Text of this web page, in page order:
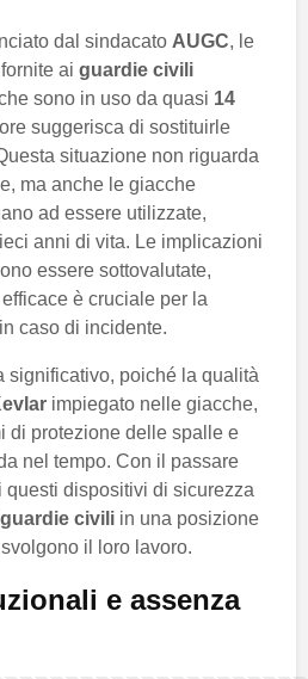
dal sindacato AUGC, le
ai guardie civili
sono in uso da quasi 14
suggerisca di sostituirle
situazione non riguarda
ma anche le giacche
ad essere utilizzate,
anni di vita. Le implicazioni
essere sottovalutate,
è cruciale per la
caso di incidente.
significativo, poiché la qualità
impiegato nelle giacche,
di protezione delle spalle e
nel tempo. Con il passare
questi dispositivi di sicurezza
guardie civili in una posizione
il loro lavoro.
e assenza